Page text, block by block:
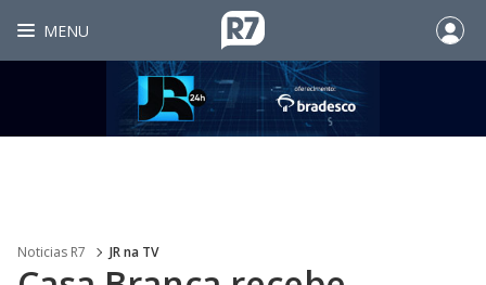
MENU
Noticias R7 JR na TV